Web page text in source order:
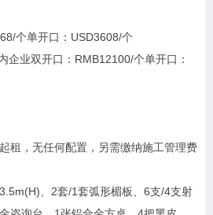
个单开口：USD3608/个
企业双开口：RMB12100/个单开口：
租，无任何配置，另需缴纳施工管理费
、2套/1套弧形楣板、6支/4支射